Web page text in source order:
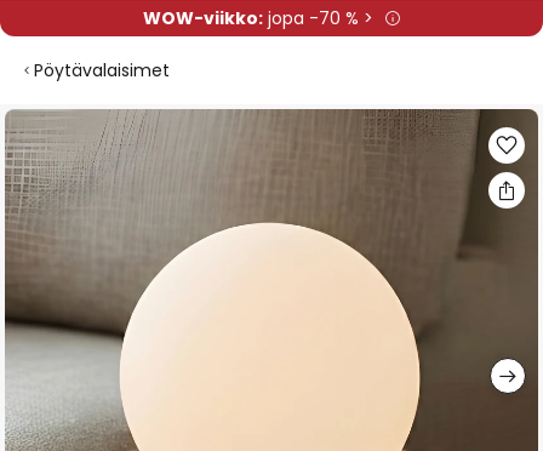
WOW-viikko:jopa -70 % >
Pöytävalaisimet
Skip
to
the
end
of
images
gallery